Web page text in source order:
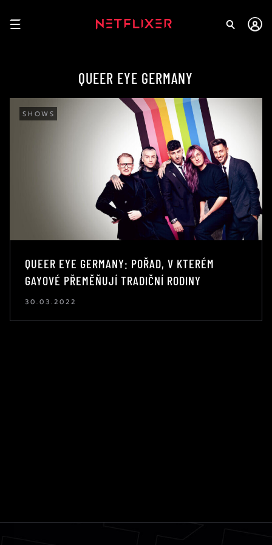
QUEER EYE GERMANY
SHOWS
QUEER EYE GERMANY: POŘAD, V KTERÉM
GAYOVÉ PŘEMĚŇUJÍ TRADIČNÍ RODINY
30.03.2022